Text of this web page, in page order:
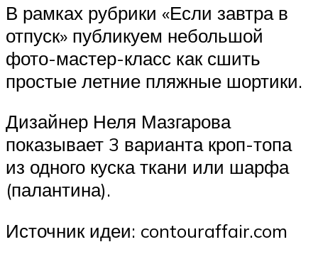
В рамках рубрики «Если завтра в
отпуск» публикуем небольшой
фото-мастер-класс как сшить
простые летние пляжные шортики.
Дизайнер Неля Мазгарова
показывает 3 варианта кроп-топа
из одного куска ткани или шарфа
(палантина).
Источник идеи: contouraffair.com